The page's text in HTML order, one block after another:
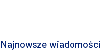
Najnowsze wiadomości